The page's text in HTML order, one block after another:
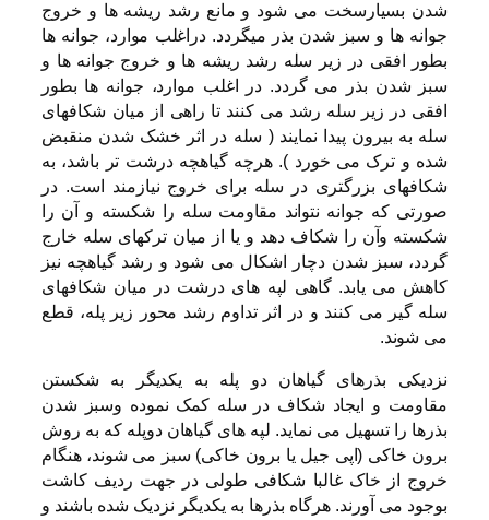
شدن بسیارسخت می شود و مانع رشد ریشه ها و خروج
جوانه ها و سبز شدن بذر میگردد. دراغلب موارد، جوانه ها
بطور افقی در زیر سله رشد ریشه ها و خروج جوانه ها و
سبز شدن بذر می گردد. در اغلب موارد، جوانه ها بطور
افقی در زیر سله رشد می کنند تا راهی از میان شکافهای
سله به بیرون پیدا نمایند ( سله در اثر خشک شدن منقبض
شده و ترک می خورد ). هرچه گیاهچه درشت تر باشد، به
شکافهای بزرگتری در سله برای خروج نیازمند است. در
صورتی که جوانه نتواند مقاومت سله را شکسته و آن را
شکسته وآن را شکاف دهد و یا از میان ترکهای سله خارج
گردد، سبز شدن دچار اشکال می شود و رشد گیاهچه نیز
کاهش می یابد. گاهی لپه های درشت در میان شکافهای
سله گیر می کنند و در اثر تداوم رشد محور زیر پله، قطع
می شوند.
نزدیکی بذرهای گیاهان دو پله به یکدیگر به شکستن
مقاومت و ایجاد شکاف در سله کمک نموده وسبز شدن
بذرها را تسهیل می نماید. لپه های گیاهان دوپله که به روش
برون خاکی (اپی جیل یا برون خاکی) سبز می شوند، هنگام
خروج از خاک غالبا شکافی طولی در جهت ردیف کاشت
بوجود می آورند. هرگاه بذرها به یکدیگر نزدیک شده باشند و